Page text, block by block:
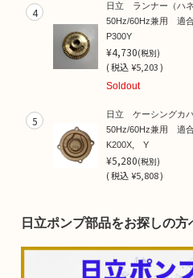
4
日立 ランナー（ハ
50Hz/60Hz兼用 適
P300Y
¥4,730(税別)
(税込¥5,203 )
Soldout
5
日立 ケーシングカ
50Hz/60Hz兼用 適
K200X, Y
¥5,280(税別)
(税込¥5,808 )
日立ポンプ部品をお探しの方